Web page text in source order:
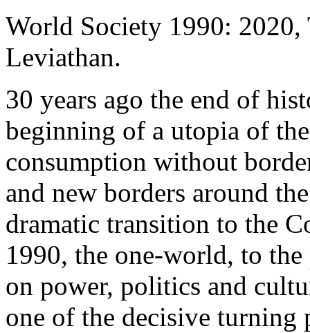
World Society 1990: 2020,
Leviathan.
30 years ago the end of
beginning of a utopia of
consumption without
and new borders around
dramatic transition to the
1990, the one-world, to the
on power, politics and
one of the decisive turning